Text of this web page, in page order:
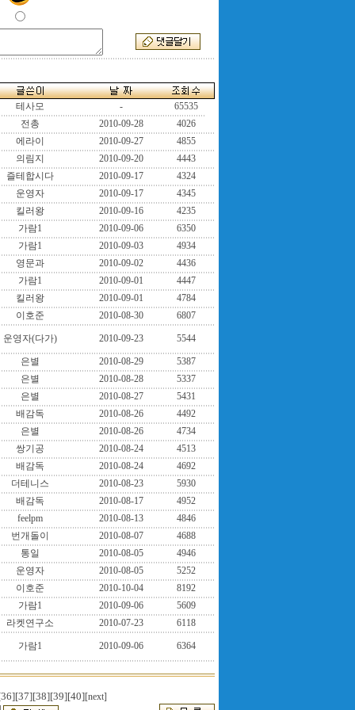
테사모 -
65535
전총
2010-09-28
4026
에라이
2010-09-27
4855
의림지
2010-09-20
4443
즐테합시다
2010-09-17
4324
운영자
2010-09-17
4345
킬러왕
2010-09-16
4235
가람1
2010-09-06
6350
가람1
2010-09-03
4934
영문과
2010-09-02
4436
가람1
2010-09-01
4447
킬러왕
2010-09-01
4784
이호준
2010-08-30 6807
운영자(다가) 2010-09-23 5544
은별 2010-08-29
5387
은별
2010-08-28
5337
은별
2010-08-27
5431
배감독
2010-08-26
4492
은별
2010-08-26
4734
쌍기공
2010-08-24
4513
배감독
2010-08-24
4692
더테니스
2010-08-23
5930
배감독
2010-08-17
4952
feelpm
2010-08-13
4846
번개돌이
2010-08-07
4688
통일
2010-08-05
4946
운영자
2010-08-05
5252
이호준
2010-10-04
8192
가람1
2010-09-06
5609
라켓연구소
2010-07-23 6118
가람1 2010-09-06 6364
[37][38][39][40][next]